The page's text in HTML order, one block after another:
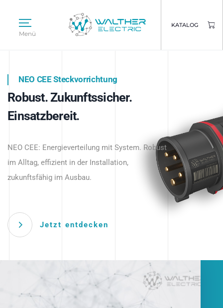
Menü
KATALOG
Intelligente Stromverteilung
beginnt hier.
NEO CEE Steckvorrichtung
Robust. Zukunftssicher.
Einsatzbereit.
NEO CEE: Energieverteilung mit System. Robust
im Alltag, effizient in der Installation,
zukunftsfähig im Ausbau.
Jetzt entdecken
Intelligenz trifft Energie.
Anwendungen – robust, IP-geschützt und
zukunftsfähig.